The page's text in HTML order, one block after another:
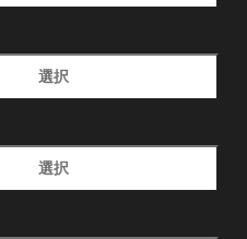
選択
選択